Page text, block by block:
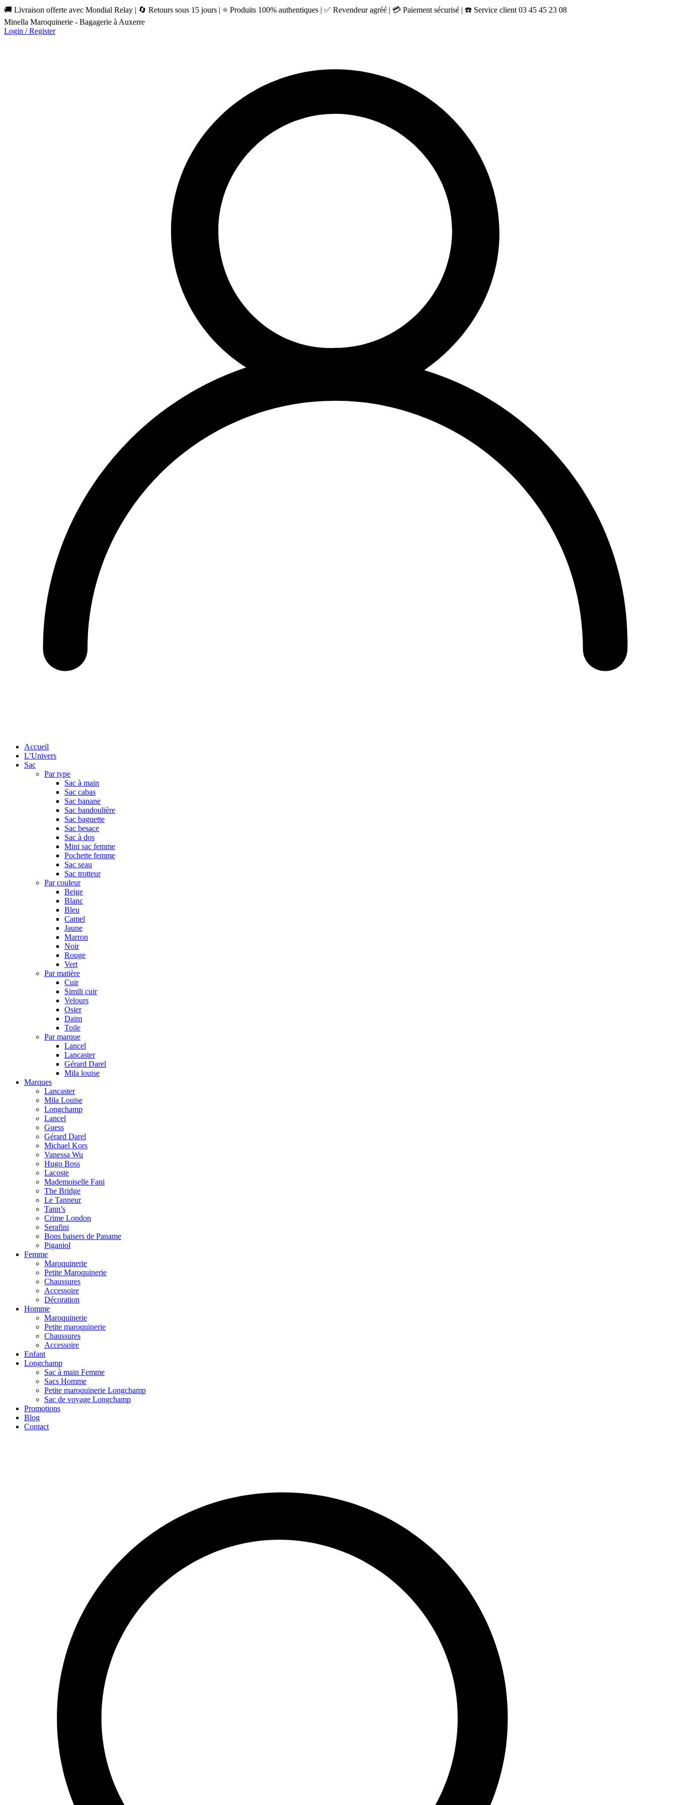
🚚 Livraison offerte avec Mondial Relay | 🔄 Retours sous 15 jours | ⭐ Produits 100% authentiques | ✅ Revendeur agréé | 💳 Paiement sécurisé | ☎️ Service client 03 45 45 23 08
Minella Maroquinerie - Bagagerie à Auxerre
Login / Register
Accueil
L’Univers
Sac
Par type
Sac à main
Sac cabas
Sac banane
Sac bandoulière
Sac baguette
Sac besace
Sac à dos
Mini sac femme
Pochette femme
Sac seau
Sac trotteur
Par couleur
Beige
Blanc
Bleu
Camel
Jaune
Marron
Noir
Rouge
Vert
Par matière
Cuir
Simili cuir
Velours
Osier
Daim
Toile
Par marque
Lancel
Lancaster
Gérard Darel
Mila louise
Marques
Lancaster
Mila Louise
Longchamp
Lancel
Guess
Gérard Darel
Michael Kors
Vanessa Wu
Hugo Boss
Lacoste
Mademoiselle Fani
The Bridge
Le Tanneur
Tann’s
Crime London
Serafini
Bons baisers de Paname
Piganiol
Femme
Maroquinerie
Petite Maroquinerie
Chaussures
Accessoire
Décoration
Homme
Maroquinerie
Petite maroquinerie
Chaussures
Accessoire
Enfant
Longchamp
Sac à main Femme
Sacs Homme
Petite maroquinerie Longchamp
Sac de voyage Longchamp
Promotions
Blog
Contact